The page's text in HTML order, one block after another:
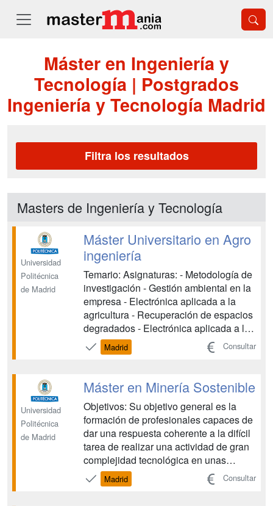
Máster en Ingeniería y
Tecnología | Postgrados
Ingeniería y Tecnología Madrid
Filtra los resultados
Masters de Ingeniería y Tecnología
Universidad
Politécnica
de Madrid
Máster Universitario en Agro
ingeniería
Temario: Asignaturas: - Metodología de
investigación - Gestión ambiental en la
empresa - Electrónica aplicada a la
agricultura - Recuperación de espacios
degradados - Electrónica aplicada a la
agricultura - Sistemas de distribución
de agua de riego - Automatización y
Técnicas de análisis del impacto
ambiental...
Madrid Consultar
Universidad
Politécnica
de Madrid
Máster en Minería Sostenible
Objetivos: Su objetivo general es la
formación de profesionales capaces de
dar una respuesta coherente a la difícil
tarea de realizar una actividad de gran
complejidad tecnológica en unas
condiciones de seguridad, calidad y de
respeto del entorno ambiental y social.
Madrid Consultar